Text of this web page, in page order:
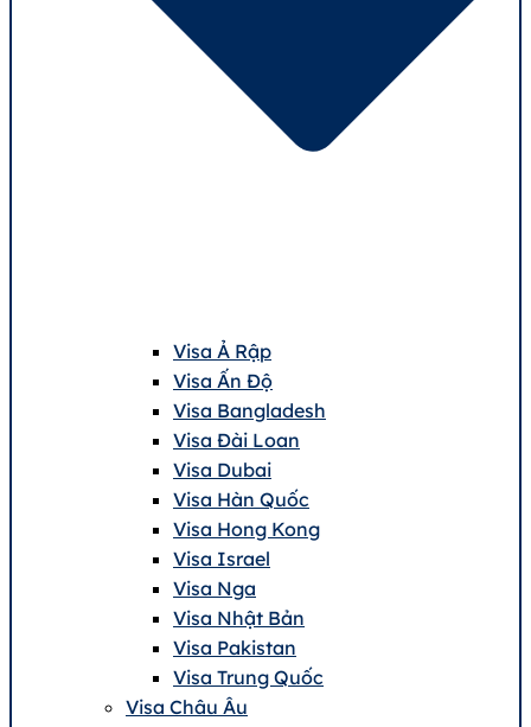
Visa Ả Rập
Visa Ấn Độ
Visa Bangladesh
Visa Đài Loan
Visa Dubai
Visa Hàn Quốc
Visa Hong Kong
Visa Israel
Visa Nga
Visa Nhật Bản
Visa Pakistan
Visa Trung Quốc
Visa Châu Âu